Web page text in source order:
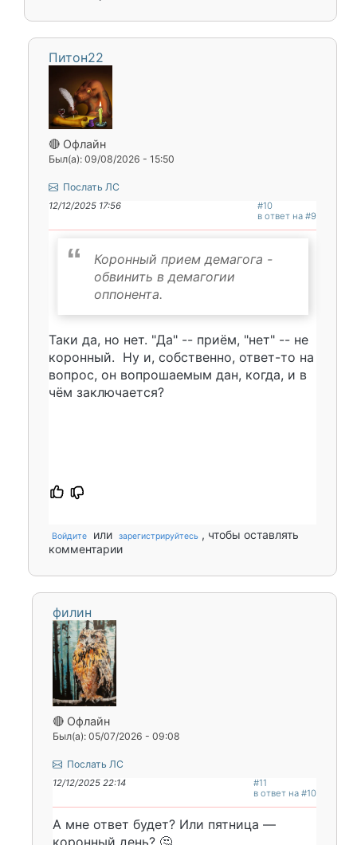
Питон22
🔴 Офлайн
Был(а): 09/08/2026 - 15:50
Послать ЛС
12/12/2025 17:56
#10
в ответ на #9
Коронный прием демагога -
обвинить в демагогии
оппонента.
Таки да, но нет. "Да" -- приём, "нет" -- не
коронный. Ну и, собственно, ответ-то на
вопрос, он вопрошаемым дан, когда, и в
чём заключается?
Войдите или зарегистрируйтесь , чтобы оставлять
комментарии
филин
🔴 Офлайн
Был(а): 05/07/2026 - 09:08
Послать ЛС
12/12/2025 22:14
#11
в ответ на #10
А мне ответ будет? Или пятница —